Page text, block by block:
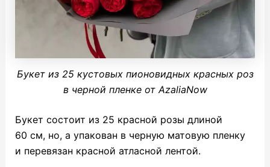
Букет из 25 кустовых пионовидных красных роз
в черной пленке от AzaliaNow
Букет состоит из 25 красной розы длиной
60 см, но, а упакован в черную матовую пленку
и перевязан красной атласной лентой.